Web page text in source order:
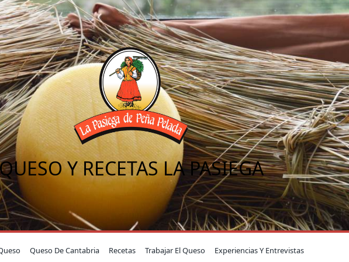
Y RECETAS LA PASIEGA
Queso De Cantabria Recetas Trabajar El Queso Experiencias Y Entrevistas